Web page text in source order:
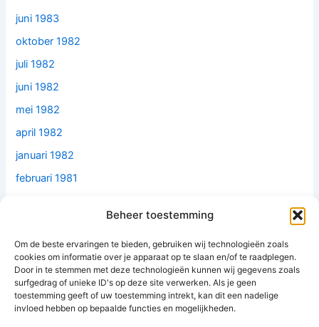
Beheer toestemming
Om de beste ervaringen te bieden, gebruiken wij technologieën zoals
cookies om informatie over je apparaat op te slaan en/of te raadplegen.
Door in te stemmen met deze technologieën kunnen wij gegevens zoals
surfgedrag of unieke ID's op deze site verwerken. Als je geen
toestemming geeft of uw toestemming intrekt, kan dit een nadelige
invloed hebben op bepaalde functies en mogelijkheden.
juni 1983
oktober 1982
juli 1982
juni 1982
mei 1982
april 1982
januari 1982
februari 1981
mei 1977
februari 1977
mei 1976
oktober 1974